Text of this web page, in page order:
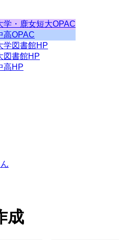
学・鹿女短大OPAC
高OPAC
学図書館HP
図書館HP
高HP
成